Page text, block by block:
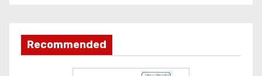
ゴ
リ
Recommended